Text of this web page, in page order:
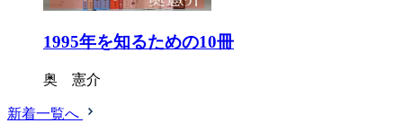
1995年を知るための10冊
奥 憲介
新着一覧へ